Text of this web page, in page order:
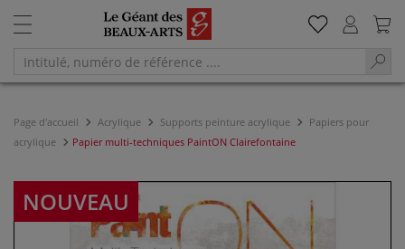
Page d'accueil Acrylique Supports peinture acrylique
Papiers pour
acrylique
Papier multi-techniques PaintON Clairefontaine
NOUVEAU